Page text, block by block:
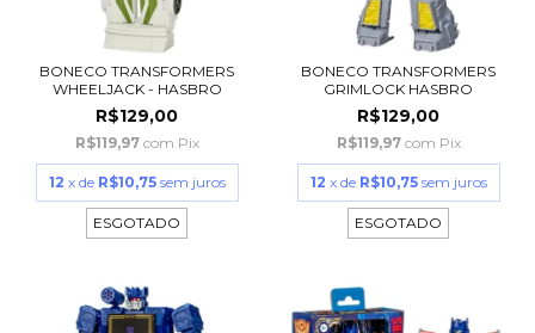
BONECO TRANSFORMERS
WHEELJACK - HASBRO
R$129,00
R$119,97 com Pix
12 x de R$10,75 sem juros
ESGOTADO
BONECO TRANSFORMERS
GRIMLOCK HASBRO
R$129,00
R$119,97 com Pix
12 x de R$10,75 sem juros
ESGOTADO